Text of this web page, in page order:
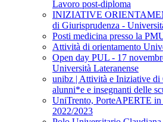
Lavoro post-diploma
INIZIATIVE
di Giurisprudenza -
Posti medicina presso la
Attività di orientamento
Open day PUL - 17
Università Lateranense
unibz | Attività e Iniziative di
alunni*e e insegnanti delle
UniTrento, PorteAPERTE in
2022/2023